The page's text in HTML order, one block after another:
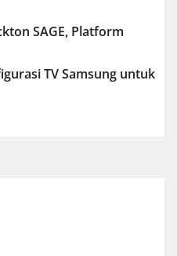
SAGE, Platform
TV Samsung untuk